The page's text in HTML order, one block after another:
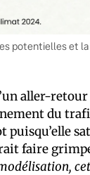
potentielles et
aller-
du
faire